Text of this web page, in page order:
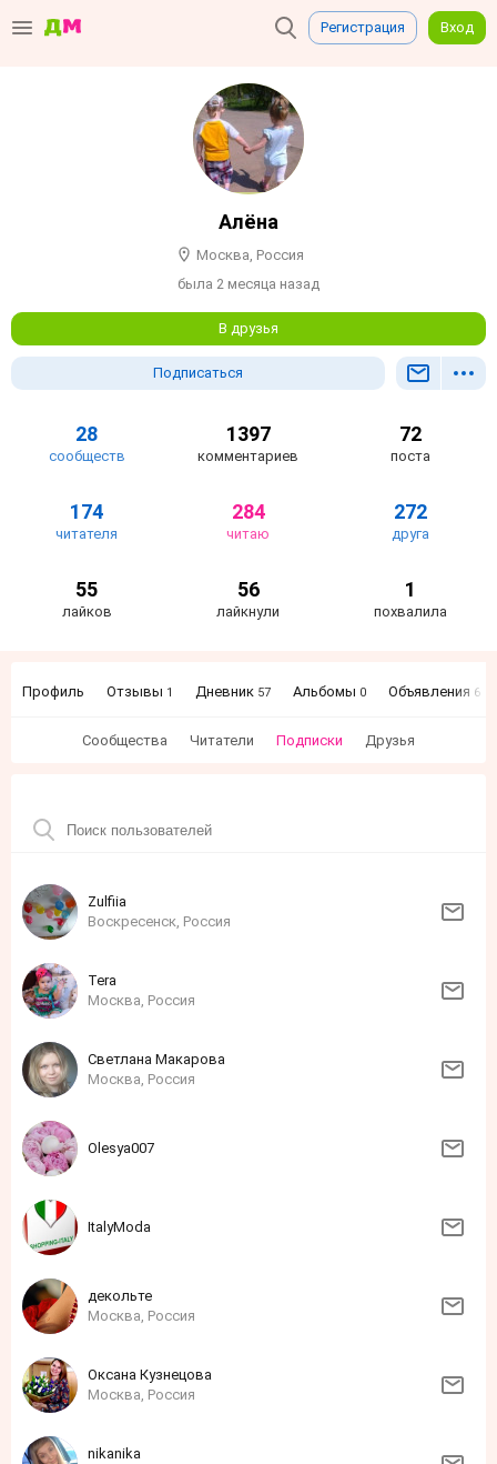
Регистрация Вход
Алёна
Москва, Россия
была 2 месяца назад
В друзья
Подписаться
28
сообществ
1397
комментариев
72
поста
174
читателя
284
читаю
272
друга
55
лайков
56
лайкнули
1
похвалила
Профиль Отзывы 1 Дневник 57 Альбомы 0 Объявления 6
Сообщества Читатели Подписки Друзья
Zulfiia
Воскресенск, Россия
Tera
Москва, Россия
Светлана Макарова
Москва, Россия
Olesya007
ItalyModa
декольте
Москва, Россия
Оксана Кузнецова
Москва, Россия
nikanika